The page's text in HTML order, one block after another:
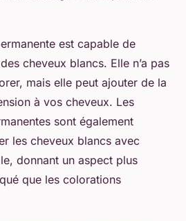
est capable de
cheveux blancs. Elle n’a pas
mais elle peut ajouter de la
à vos cheveux. Les
sont également
les cheveux blancs avec
donnant un aspect plus
que les colorations